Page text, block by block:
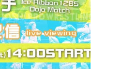
Garcia revela como
da empresa
2026: WWE esteve perto